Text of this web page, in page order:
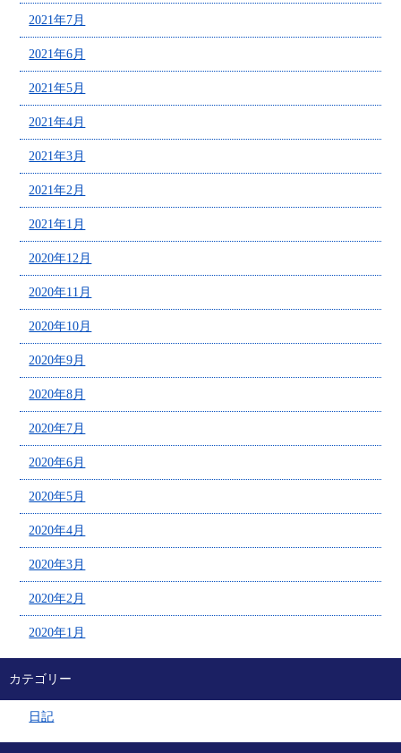
2021年7月
2021年6月
2021年5月
2021年4月
2021年3月
2021年2月
2021年1月
2020年12月
2020年11月
2020年10月
2020年9月
2020年8月
2020年7月
2020年6月
2020年5月
2020年4月
2020年3月
2020年2月
2020年1月
カテゴリー
日記